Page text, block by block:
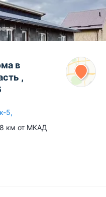
в
,
5,
км от МКАД